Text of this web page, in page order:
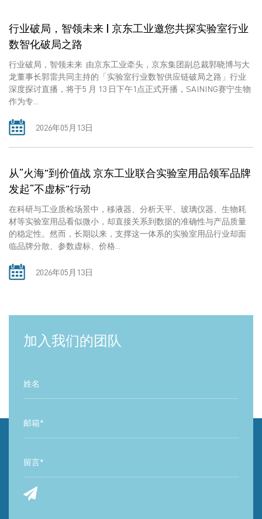
行业破局，智领未来 | 京东工业邀您共探实验室行业
数智化破局之路
行业破局，智领未来 由京东工业牵头，京东集团副总裁郭晓博与大
龙董事长郭雷共同主持的「实验室行业数智供应链破局之路」行业
深度探讨直播，将于5 月 13 日下午1点正式开播，SAINING赛宁生物
作为专...
2026年05月13日
从“火海”到价值战 京东工业联合实验室用品领军品牌
发起“不虚标”行动
在科研与工业质检场景中，移液器、分析天平、玻璃仪器、生物耗
材等实验室用品看似微小，却直接关系到数据的准确性与产品质量
的稳定性。然而，长期以来，支撑这一体系的实验室用品行业却面
临品牌分散、参数虚标、价格...
2026年05月13日
加入我们的团队